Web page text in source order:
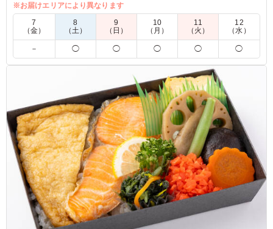
5.0 三菱商事株式会社
3種類の味をすこしずつ楽しめるのもとても好評でした、
スパイスが効いているのですが、うま味もあり大変満足度
の高い商品でした みためも豪華で食べる前からテンショ
ンのあがっていた方も多かったです
ご利用シーン：会議・セミナー›ランチミーティング
東京都千代田区丸の内2026/05/27
※お届けエリアにより異なります
7
（金）
8
（土）
9
（日）
10
（月）
11
（火）
12
（水）
－ ◯ ◯ ◯ ◯ ◯